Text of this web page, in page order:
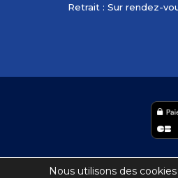
Retrait : Sur rendez-
Nous utilisons des